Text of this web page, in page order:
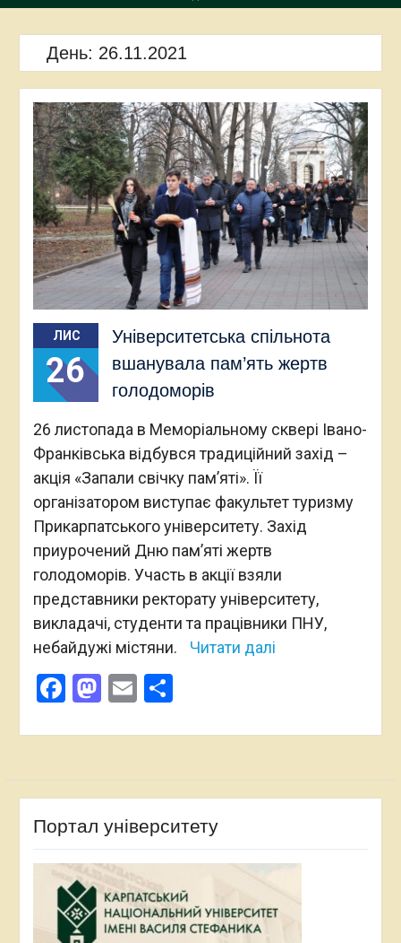
День: 26.11.2021
ЛИС
26
Університетська спільнота
вшанувала пам’ять жертв
голодоморів
26 листопада в Меморіальному сквері Івано-
Франківська відбувся традиційний захід –
акція «Запали свічку пам’яті». Її
організатором виступає факультет туризму
Прикарпатського університету. Захід
приурочений Дню пам’яті жертв
голодоморів. Участь в акції взяли
представники ректорату університету,
викладачі, студенти та працівники ПНУ,
небайдужі містяни.
Читати далі
Facebook
Mastodon
EmailПоділитися
Портал університету